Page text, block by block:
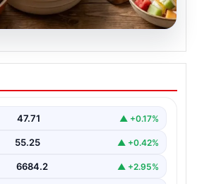
Artırmak İçin
Kalorili 5 Tarif
dengeli ve kalori
47.71 ▲ +0.17%
55.25 ▲ +0.42%
6684.2 ▲ +2.95%